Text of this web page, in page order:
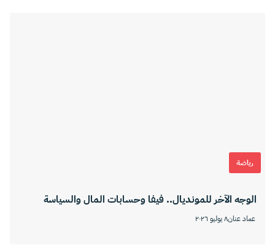
رياضة
الوجه الآخر للمونديال.. فيفا وحسابات المال والسياسة
عماد عنان٨ يوليو ٢٠٢٦